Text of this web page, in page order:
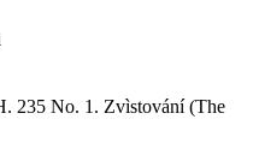
235 No. 1. Zvìstování (The